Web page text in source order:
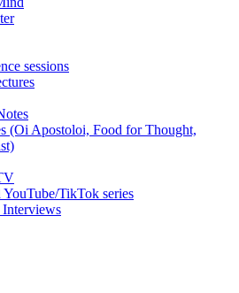
sessions
(Oi Apostoloi, Food for Thought,
YouTube/TikTok series
Interviews